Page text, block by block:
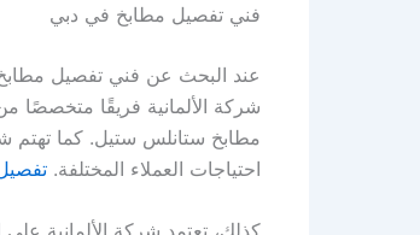
فني تفصيل مطابخ في دبي
عند البحث عن فني تفصيل
شركة الألمانية فريقًا متخصصًا
مطابخ ستانلس ستيل. كما تهتم
احتياجات العملاء المختلفة.